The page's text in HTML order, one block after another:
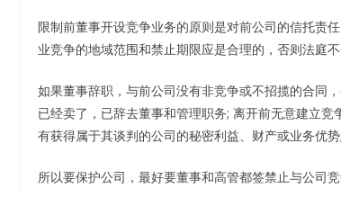
限制前董事开设竞争业务的原则是对前公司的信托责
业竞争的地域范围和禁止期限应是合理的，否则法庭不
如果董事辞职，与前公司没有非竞争或不招揽的合同
已经卖了，已辞去董事和管理职务; 离开前无意建立
有获得属于其谈判的公司的秘密利益、财产或业务优
所以要保护公司，最好要董事和高管都签禁止与公司竞